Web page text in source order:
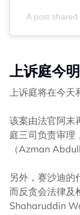
A post shared
上诉庭今
上诉庭将在今
该案由法官阿
庭三司负责审理
（Azman
另外，赛沙迪的
而反贪会法律及
Shaharuddin